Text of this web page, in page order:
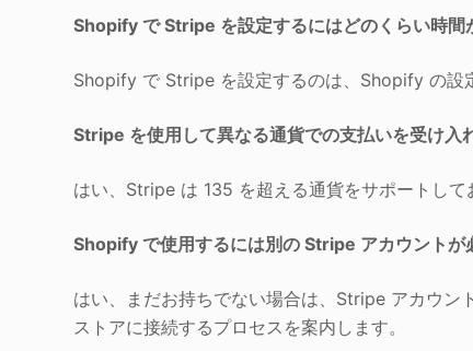
Shopify で Stripe を設定するにはどのくらい時間
Shopify で Stripe を設定するのは、Shopify の設
Stripe を使用して異なる通貨での支払いを受け入
はい、Stripe は 135 を超える通貨をサポートして
Shopify で使用するには別の Stripe アカウントが
はい、まだお持ちでない場合は、Stripe アカウ
ストアに接続するプロセスを案内します。